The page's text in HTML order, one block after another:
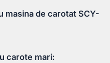
masina de carotat SCY-
carote mari: